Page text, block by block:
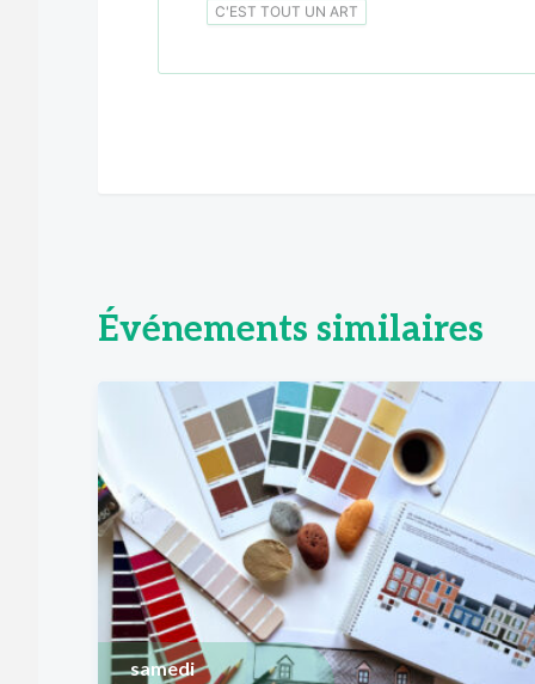
C'EST TOUT UN ART
Événements similaires
samedi